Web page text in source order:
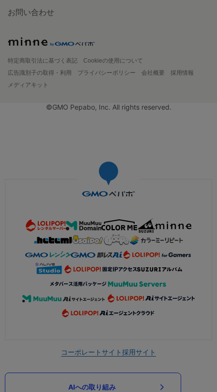
お問い合わせ
特定商取引法に基づく表記
Cookieの使用について
広告識別子の取得・利用
プライバシーポリシー 会社概要
採用情報
メディアキット
©GMO Pepabo, Inc. All rights reserved.
コーポレートサイト採用サイト
AIへの取り組み